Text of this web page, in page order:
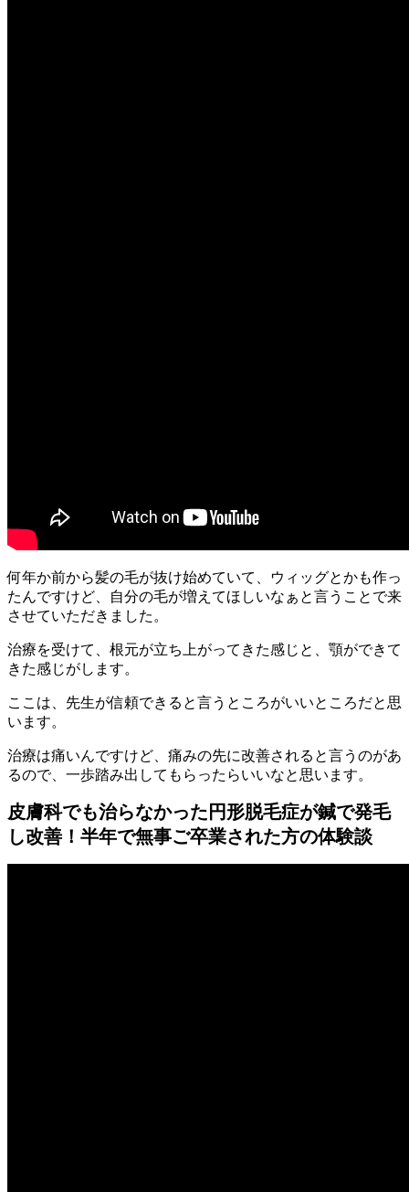
何年か前から髪の毛が抜け始めていて、ウィッグとかも作っ
たんですけど、自分の毛が増えてほしいなぁと言うことで来
させていただきました。
治療を受けて、根元が立ち上がってきた感じと、顎ができて
きた感じがします。
ここは、先生が信頼できると言うところがいいところだと思
います。
治療は痛いんですけど、痛みの先に改善されると言うのがあ
るので、一歩踏み出してもらったらいいなと思います。
皮膚科でも治らなかった円形脱毛症が鍼で発毛
し改善！半年で無事ご卒業された方の体験談